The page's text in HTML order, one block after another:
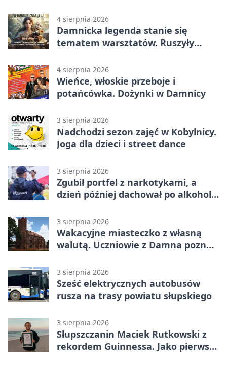
4 sierpnia 2026
Damnicka legenda stanie się
tematem warsztatów. Ruszyły
4 sierpnia 2026
Wieńce, włoskie przeboje i
potańcówka. Dożynki w Damnicy
3 sierpnia 2026
Nadchodzi sezon zajęć w Kobylnicy.
Joga dla dzieci i street dance
3 sierpnia 2026
Zgubił portfel z narkotykami, a
dzień później dachował po alkoholu
3 sierpnia 2026
Wakacyjne miasteczko z własną
walutą. Uczniowie z Damna poznali
3 sierpnia 2026
Sześć elektrycznych autobusów
rusza na trasy powiatu słupskiego
3 sierpnia 2026
Słupszczanin Maciek Rutkowski z
rekordem Guinnessa. Jako pierwszy